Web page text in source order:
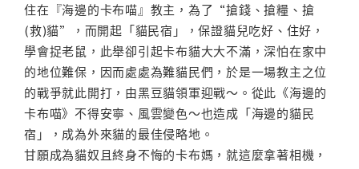
住在『海邊的卡布喵』教主，為了“搶錢、搶糧、搶
(救)貓”，而開起「貓民宿」，保證貓兒吃好、住好，
學會捉老鼠，此舉卻引起卡布貓大大不滿，深怕在家中
的地位難保，因而處處為難貓民們，於是一場教主之位
的戰爭就此開打，由黑豆貓領軍迎戰～。從此《海邊的
卡布喵》不得安寧、風雲變色～也造成「海邊的貓民
宿」，成為外來貓的最佳侵略地。
甘願成為貓奴且終身不悔的卡布媽，就這麼拿著相機，